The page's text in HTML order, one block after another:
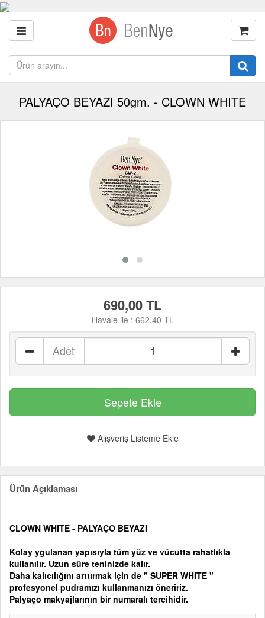
PALYAÇO BEYAZI 50gm. - CLOWN WHITE
690,00 TL
Havale ile : 662,40 TL
Adet
Alışveriş Listeme Ekle
Ürün Açıklaması
CLOWN WHITE - PALYAÇO BEYAZI
Kolay ygulanan yapısıyla tüm yüz ve vücutta rahatlıkla
kullanılır. Uzun süre teninizde kalır.
Daha kalıcılığını arttırmak için de " SUPER WHITE "
profesyonel pudramızı kullanmanızı öneririz.
Palyaço makyajlarının bir numaralı tercihidir.